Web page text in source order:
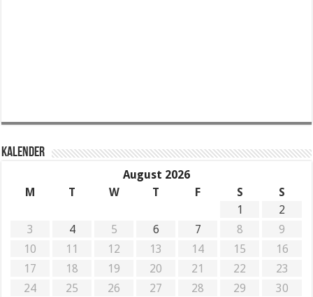
KALENDER
August 2026
M
T W T F S
S
1
2
3
4 5 6 7 8
9
10
11 12 13 14 15
16
17
18 19 20 21 22
23
24
25 26 27 28 29
30